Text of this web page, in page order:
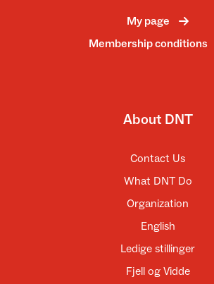
My page
Membership conditions
About DNT
Contact Us
What DNT Do
Organization
English
Ledige stillinger
Fjell og Vidde